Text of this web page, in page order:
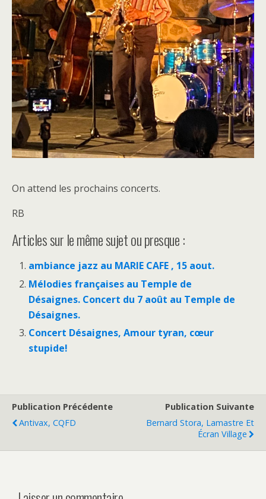
On attend les prochains concerts.
RB
Articles sur le même sujet ou presque :
ambiance jazz au MARIE CAFE , 15 aout.
Mélodies françaises au Temple de
Désaignes. Concert du 7 août au Temple de
Désaignes.
Concert Désaignes, Amour tyran, cœur
stupide!
Publication Précédente
Antivax, CQFD
Publication Suivante
Bernard Stora, Lamastre Et
Écran Village